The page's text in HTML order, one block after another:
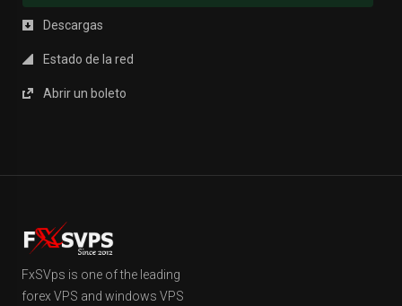
Descargas
Estado de la red
Abrir un boleto
FxSVps is one of the leading
forex VPS and windows VPS